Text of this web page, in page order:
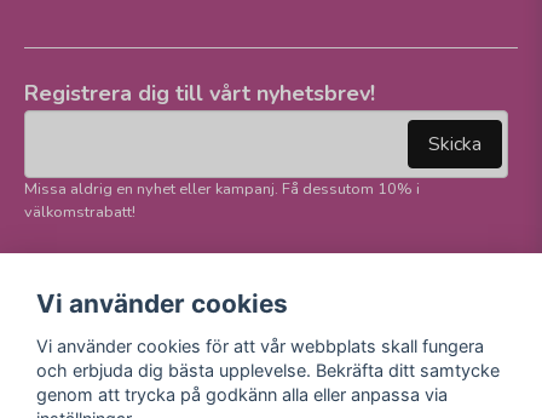
Registrera dig till vårt nyhetsbrev!
Skicka
Missa aldrig en nyhet eller kampanj. Få dessutom 10% i
välkomstrabatt!
sociala medier!
Facebook
Instagram
Youtube
E-handel
Vi använder cookies
Vi använder cookies för att vår webbplats skall fungera
och erbjuda dig bästa upplevelse. Bekräfta ditt samtycke
genom att trycka på godkänn alla eller anpassa via